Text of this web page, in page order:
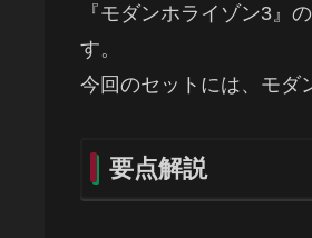
『モダンホライゾン3』
す。
今回のセットには、モダ
要点解説